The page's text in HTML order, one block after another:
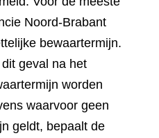
Noord-Brabant
bewaartermijn.
geval na het
worden
waarvoor geen
geldt, bepaalt de